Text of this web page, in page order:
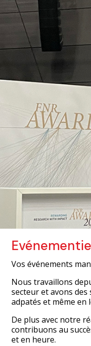
Vos événements
Nous travaillons
secteur et avons
adpatés et même en
De plus avec notre
contribuons au
et en heure.